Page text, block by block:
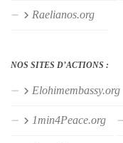
Raelianos.org
NOS SITES D’ACTIONS :
1min4Peace.org